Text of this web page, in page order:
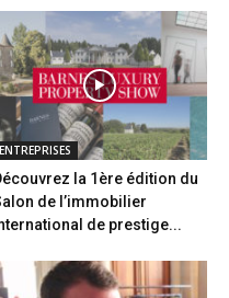
ENTREPRISES
la 1ère édition du
de l’immobilier
de prestige...